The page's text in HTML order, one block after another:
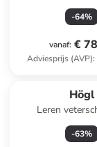
-64%
vanaf: €
Adviesprijs (AVP):
Högl
Leren
"Timberly"
-63%